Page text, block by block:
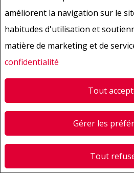
améliorent la navigation sur le
habitudes d'utilisation et
matière de marketing et de
confidentialité
Tout
Gérer les
Tout
complète des organismes de
protection des données au sein
veuillez consulter le site suivant :
https://commission.europa.eu/
protection_fr.